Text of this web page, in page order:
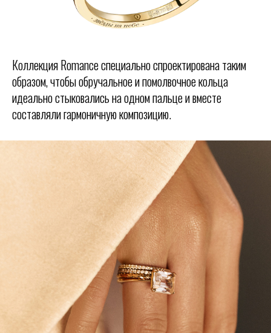
Коллекция Romance специально спроектирована таким
образом, чтобы обручальное и помолвочное кольца
идеально стыковались на одном пальце и вместе
составляли гармоничную композицию.